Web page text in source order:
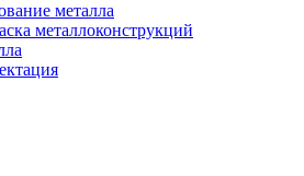
металла
металлоконструкций